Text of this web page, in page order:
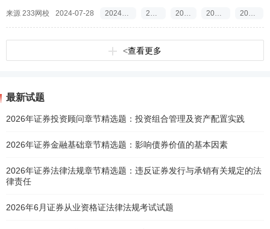
来源 233网校 2024-07-28 2024年证券从业资格考试真题答案
<查看更多
最新试题
2026年证券投资顾问章节精选题：投资组合管理及资产配置实践
2026年证券金融基础章节精选题：影响债券价值的基本因素
2026年证券法律法规章节精选题：违反证券发行与承销有关规定的法
律责任
2026年6月证券从业资格证法律法规考试试题